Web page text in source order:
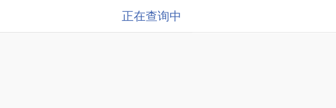
正在查询中